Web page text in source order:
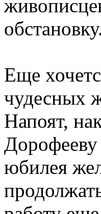
Еще
чудесных
Напоят,
юбилея